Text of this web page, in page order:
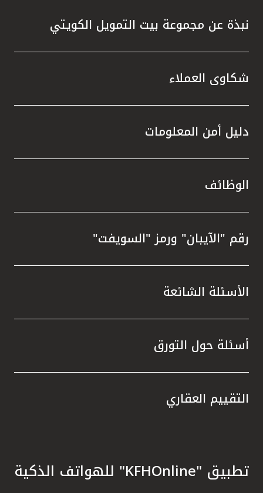
نبذة عن مجموعة بيت التمويل الكويتي
شكاوى العملاء
دليل أمن المعلومات
الوظائف
رقم "الآيبان" ورمز "السويفت"
الأسئلة الشائعة
أسئلة حول التورق
التقييم العقاري
تطبيق "KFHOnline" للهواتف الذكية